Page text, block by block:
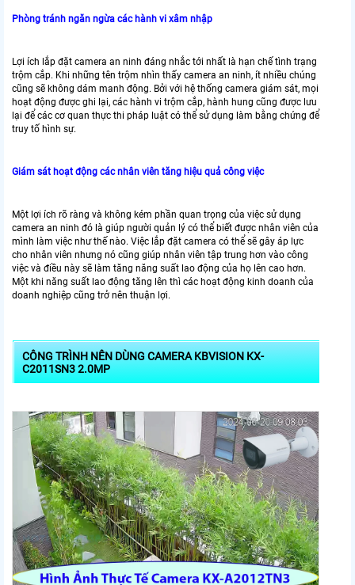
Phòng tránh ngăn ngừa các hành vi xâm nhập
Lợi ích lắp đặt camera an ninh đáng nhắc tới nhất là hạn chế tình trạng
trộm cắp. Khi những tên trộm nhìn thấy camera an ninh, ít nhiều chúng
cũng sẽ không dám manh động. Bởi với hệ thống camera giám sát, mọi
hoạt động được ghi lại, các hành vi trộm cắp, hành hung cũng được lưu
lại để các cơ quan thực thi pháp luật có thể sử dụng làm bằng chứng để
truy tố hình sự.
Giám sát hoạt động các nhân viên tăng hiệu quả công việc
Một lợi ích rõ ràng và không kém phần quan trọng của việc sử dụng
camera an ninh đó là giúp người quản lý có thể biết được nhân viên của
mình làm việc như thế nào. Việc lắp đặt camera có thể sẽ gây áp lực
cho nhân viên nhưng nó cũng giúp nhân viên tập trung hơn vào công
việc và điều này sẽ làm tăng năng suất lao động của họ lên cao hơn.
Một khi năng suất lao động tăng lên thì các hoạt động kinh doanh của
doanh nghiệp cũng trở nên thuận lợi.
CÔNG TRÌNH NÊN DÙNG CAMERA KBVISION KX-
C2011SN3 2.0MP